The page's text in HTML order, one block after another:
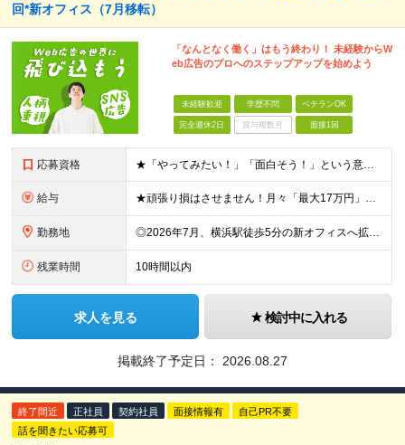
回*新オフィス（7月移転）
「なんとなく働く」はもう終わり！ 未経験からW
eb広告のプロへのステップアップを始めよう
未経験歓迎 学歴不問 ベテランOK
完全週休2日 賞与複数月 面接1回
応募資格 ★「やってみたい！」「面白そう！」という意欲重視の採用です！ ★新オフィスのスタートメンバー募集！ ◎学歴・経験一切不問！未経験・第二新卒大歓迎 ◎基本的なPCスキル（文字入力レベルでOK） ＼こ
給与 ★頑張り損はさせません！月々「最大17万円」のインセンティブ支給！ 【月収イメージ】 ・月収33.5万円（月給23万5000円＋インセンティブ10万円） ・月収47.5万円（月給30万円＋インセンティ
勤務地 ◎2026年7月、横浜駅徒歩5分の新オフィスへ拡大移転！ ◎転勤なし！U・Iターンも歓迎 ◎横浜駅から徒歩6分の好アクセス ≪本社≫ 神奈川県横浜市神奈川区金港町7−3 ★2026年7月より、横浜
残業時間 10時間以内
求人を見る 検討中に入れる
掲載終了予定日： 2026.08.27
終了間近 正社員 契約社員 面接情報有
自己PR不要
話を聞きたい応募可